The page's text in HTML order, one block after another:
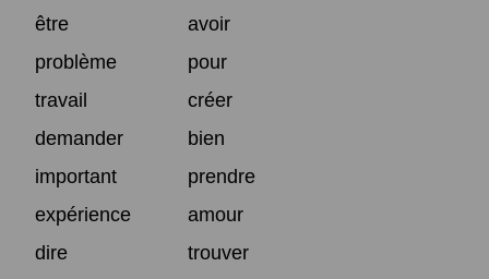
être
avoir
problème
pour
travail
créer
demander
bien
important
prendre
expérience
amour
dire
trouver